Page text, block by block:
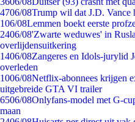
4706/08Trump wil dat J.D. Vance
106/08Lemmen boekt eerste
2406/08'Zwarte weduwes' in
overlijdensuitkering
1406/08Zangeres en Idols-jurylid
overleden
1006/08Netflix-abonnees krijgen
uitgebreide GTA VI trailer
6506/08Onlyfans-model met G-
maan